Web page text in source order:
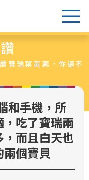
寶瑞葉黃素，你還不
和手機，所
吃了寶瑞兩
而且白天也
個寶貝